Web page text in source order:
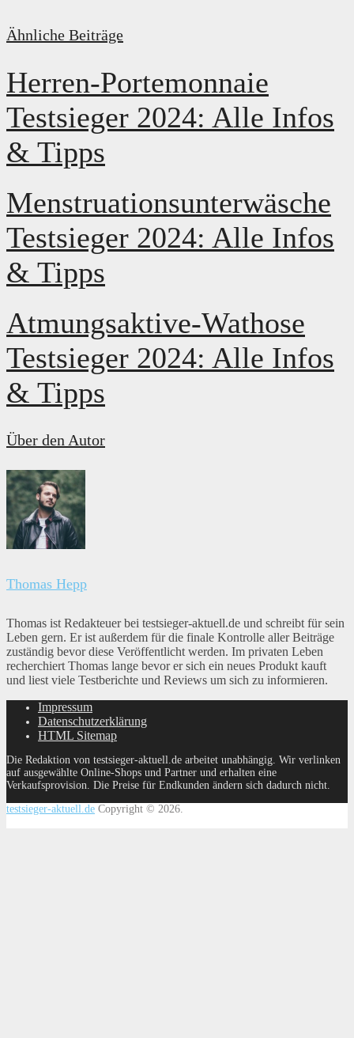
Ähnliche Beiträge
Herren-Portemonnaie
Testsieger 2024: Alle Infos
& Tipps
Menstruationsunterwäsche
Testsieger 2024: Alle Infos
& Tipps
Atmungsaktive-Wathose
Testsieger 2024: Alle Infos
& Tipps
Über den Autor
Thomas Hepp
Thomas ist Redakteuer bei testsieger-aktuell.de und schreibt für sein
Leben gern. Er ist außerdem für die finale Kontrolle aller Beiträge
zuständig bevor diese Veröffentlicht werden. Im privaten Leben
recherchiert Thomas lange bevor er sich ein neues Produkt kauft
und liest viele Testberichte und Reviews um sich zu informieren.
Impressum
Datenschutzerklärung
HTML Sitemap
Die Redaktion von testsieger-aktuell.de arbeitet unabhängig. Wir verlinken
auf ausgewählte Online-Shops und Partner und erhalten eine
Verkaufsprovision. Die Preise für Endkunden ändern sich dadurch nicht.
testsieger-aktuell.de Copyright © 2026.